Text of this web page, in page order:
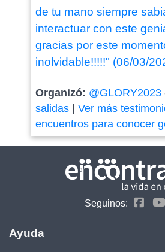
de tu mano siempre
interactuar con este
gracias por este
inolvidable!!!!!" (06/03/
Organizó: @GLORY2023
salidas| Ver más
encuentros para conocer
Seguinos:
Ayuda